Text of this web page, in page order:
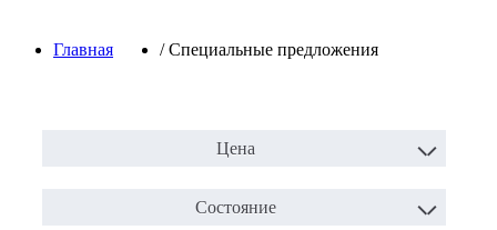
Главная /Специальные предложения
Цена
Состояние